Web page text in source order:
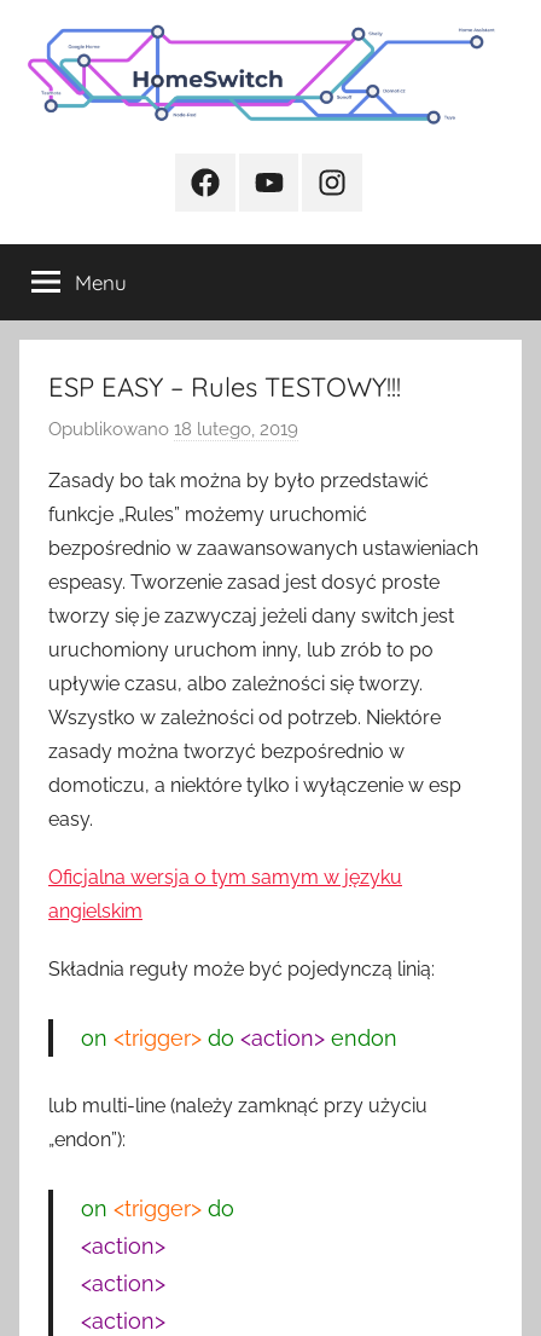
treści
FacebookYoutubeInstagram
Menu
ESP EASY – Rules TESTOWY!!!
Opublikowano 18 lutego, 2019
z
e
z
H
o
m
e
S
w
h
Zasady bo tak można by było przedstawić
funkcje „Rules” możemy uruchomić
bezpośrednio w zaawansowanych ustawieniach
espeasy. Tworzenie zasad jest dosyć proste
tworzy się je zazwyczaj jeżeli dany switch jest
uruchomiony uruchom inny, lub zrób to po
upływie czasu, albo zależności się tworzy.
Wszystko w zależności od potrzeb. Niektóre
zasady można tworzyć bezpośrednio w
domoticzu, a niektóre tylko i wyłączenie w esp
easy.
Oficjalna wersja o tym samym w języku
angielskim
Składnia reguły może być pojedynczą linią:
on <trigger> do <action>endon
lub multi-line (należy zamknąć przy użyciu
„endon”):
on <trigger> do
<action>
<action>
<action>